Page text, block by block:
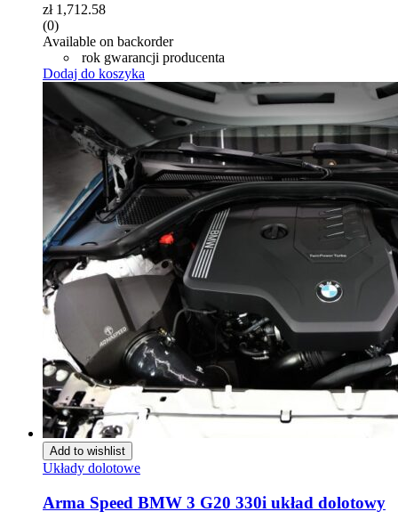
zł1,712.58
(0)
Available on backorder
rok gwarancji producenta
Dodaj do koszyka
Add to wishlist
Układy dolotowe
Arma Speed BMW 3 G20 330i układ dolotowy